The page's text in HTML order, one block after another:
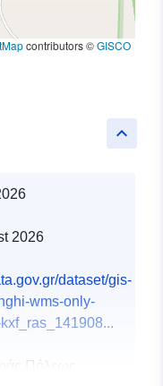
contributors ©GISCO
keyboard_arrow_up
2026
dataset/gis-
wms-only-
Πόλεως